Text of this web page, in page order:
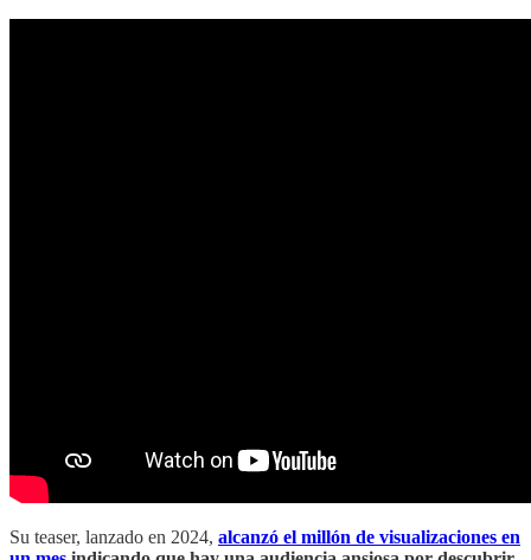
Su teaser, lanzado en 2024, alcanzó el millón de visualizaciones en